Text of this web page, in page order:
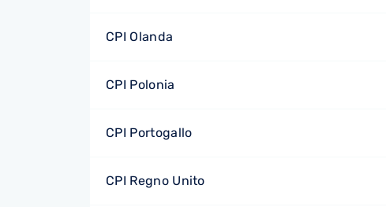
CPI Olanda
CPI Polonia
CPI Portogallo
CPI Regno Unito